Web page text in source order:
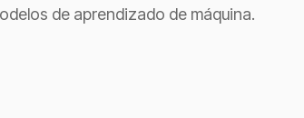
de aprendizado de máquina.